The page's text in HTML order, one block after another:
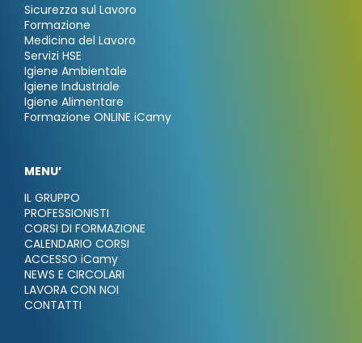
Sicurezza sul Lavoro
Formazione
Medicina del Lavoro
Servizi HSE
Igiene Ambientale
Igiene Industriale
Igiene Alimentare
Formazione ONLINE iCamy
MENU’
IL GRUPPO
PROFESSIONISTI
CORSI DI FORMAZIONE
CALENDARIO CORSI
ACCESSO iCamy
NEWS E CIRCOLARI
LAVORA CON NOI
CONTATTI